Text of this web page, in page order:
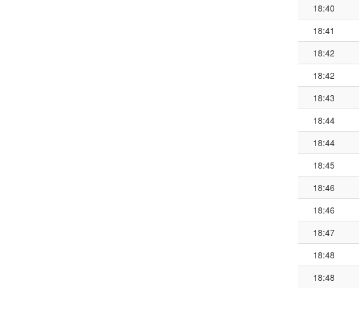
18:40
18:41
18:42
18:42
18:43
18:44
18:44
18:45
18:46
18:46
18:47
18:48
18:48